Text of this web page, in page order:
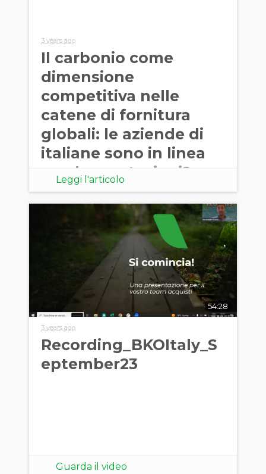
3 years ago
Il carbonio come
dimensione
competitiva nelle
catene di fornitura
globali: le aziende di
italiane sono in linea
con le prestazioni?
Leggi l'articolo
54:28
3 years ago
Recording_BKOItaly_S
eptember23
Guarda il video